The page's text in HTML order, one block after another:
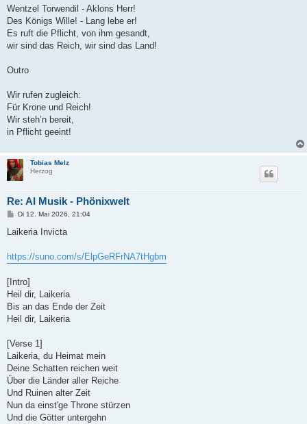
Wentzel Torwendil - Aklons Herr!
Des Königs Wille! - Lang lebe er!
Es ruft die Pflicht, von ihm gesandt,
wir sind das Reich, wir sind das Land!
Outro
Wir rufen zugleich:
Für Krone und Reich!
Wir steh’n bereit,
in Pflicht geeint!
Tobias Melz
Herzog
Re: AI Musik - Phönixwelt
B
i
a
g
Di 12. Mai 2026, 21:04
Laikeria Invicta
https://suno.com/s/ElpGeRFrNA7tHgbm
[Intro]
Heil dir, Laikeria
Bis an das Ende der Zeit
Heil dir, Laikeria
[Verse 1]
Laikeria, du Heimat mein
Deine Schatten reichen weit
Über die Länder aller Reiche
Und Ruinen alter Zeit
Nun da einst'ge Throne stürzen
Und die Götter untergehn